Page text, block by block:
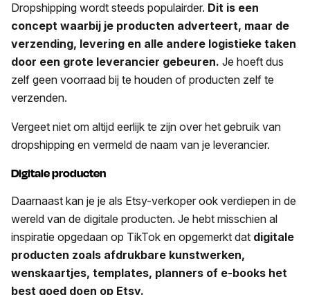
Dropshipping wordt steeds populairder. Dit is een
concept waarbij je producten adverteert, maar de
verzending, levering en alle andere logistieke taken
door een grote leverancier gebeuren. Je hoeft dus
zelf geen voorraad bij te houden of producten zelf te
verzenden.
Vergeet niet om altijd eerlijk te zijn over het gebruik van
dropshipping en vermeld de naam van je leverancier.
Digitale producten
Daarnaast kan je je als Etsy-verkoper ook verdiepen in de
wereld van de digitale producten. Je hebt misschien al
inspiratie opgedaan op TikTok en opgemerkt dat digitale
producten zoals afdrukbare kunstwerken,
wenskaartjes, templates, planners of e-books het
best goed doen op Etsy.